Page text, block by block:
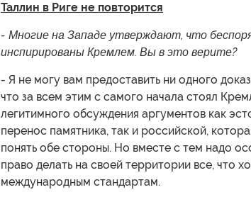
Таллин в Риге не повторится
- Многие на Западе утверждают, что
инспирированы Кремлем. Вы в это верите?
- Я не могу вам предоставить ни одного
что за всем этим с самого начала стоял
легитимного обсуждения аргументов как
перенос памятника, так и российской,
понять обе стороны. Но вместе с тем надо
право делать на своей территории все, что
международным стандартам.